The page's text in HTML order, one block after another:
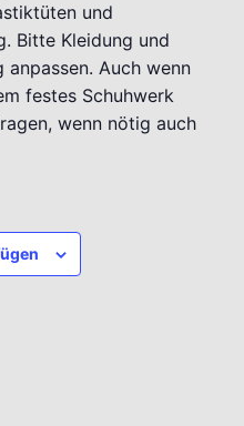
und
Bitte Kleidung und
Auch wenn
festes Schuhwerk
wenn nötig auch